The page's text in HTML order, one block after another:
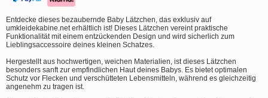
Entdecke dieses bezaubernde Baby Lätzchen, das exklusiv auf
umkleidekabine.net erhältlich ist! Dieses Lätzchen vereint praktische
Funktionalität mit einem entzückenden Design und wird sicherlich zum
Lieblingsaccessoire deines kleinen Schatzes.
Hergestellt aus hochwertigen, weichen Materialien, ist dieses Lätzchen
besonders sanft zur empfindlichen Haut deines Babys. Es bietet optimalen
Schutz vor Flecken und verschütteten Lebensmitteln, während es gleichzeitig
angenehm zu tragen ist.